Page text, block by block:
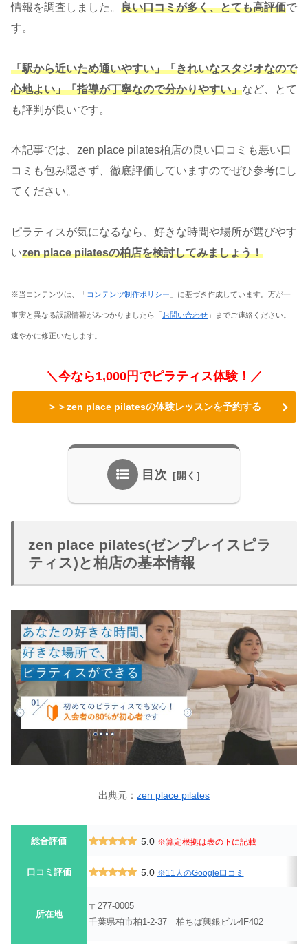
情報を調査しました。 良い口コミが多く、とても高評価で
す。
「駅から近いため通いやすい」「きれいなスタジオなので
心地よい」「指導が丁寧なので分かりやすい」など、とて
も評判が良いです。
本記事では、zen place pilates柏店の良い口コミも悪い口
コミも包み隠さず、徹底評価していますのでぜひ参考にし
てください。
ピラティスが気になるなら、好きな時間や場所が選びやす
いzen place pilatesの柏店を検討してみましょう！
※当コンテンツは、「 コンテンツ制作ポリシー 」に基づき作成しています。万が一
事実と異なる誤認情報がみつかりましたら「お問い合わせ 」までご連絡ください。
速やかに修正いたします。
＼今なら1,000円でピラティス体験！／
＞＞zen place pilatesの体験レッスンを予約する
目次
zen place pilates(ゼンプレイスピラ
ティス)と柏店の基本情報
出典元： zen place pilates
総合評価 5.0 ※算定根拠は表の下に記載
口コミ評価 5.0 ※11人のGoogle口コミ
所在地
〒277-0005
千葉県柏市柏1-2-37 柏ちば興銀ビル4F402